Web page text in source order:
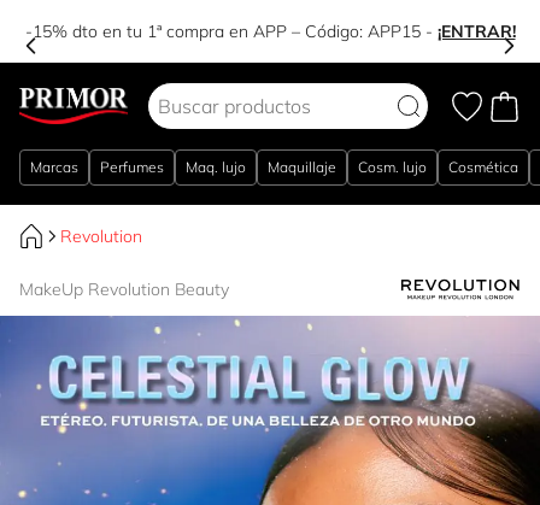
-15% dto en tu 1ª compra en APP – Código: APP15- ¡ENTRAR!
Marcas Perfumes Maq. lujo Maquillaje Cosm. lujo Cosmética
Revolution
MakeUp Revolution Beauty